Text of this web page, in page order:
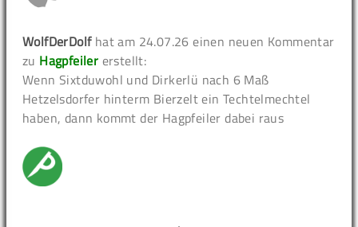
WolfDerDolf hat am 24.07.26 einen neuen Kommentar
zu Hagpfeiler erstellt:
Wenn Sixtduwohl und Dirkerlü nach 6 Maß
Hetzelsdorfer hinterm Bierzelt ein Techtelmechtel
haben, dann kommt der Hagpfeiler dabei raus